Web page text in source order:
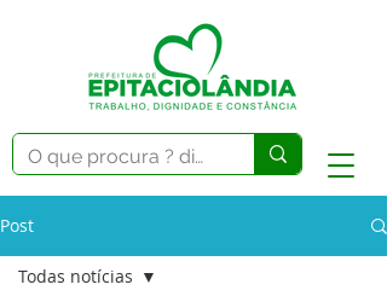
Post
Todas notícias